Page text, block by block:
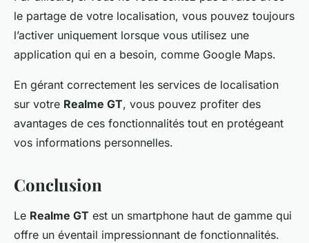
le partage de votre localisation, vous pouvez toujours
l’activer uniquement lorsque vous utilisez une
application qui en a besoin, comme Google Maps.
En gérant correctement les services de localisation
sur votre Realme GT, vous pouvez profiter des
avantages de ces fonctionnalités tout en protégeant
vos informations personnelles.
Conclusion
Le Realme GT est un smartphone haut de gamme qui
offre un éventail impressionnant de fonctionnalités.